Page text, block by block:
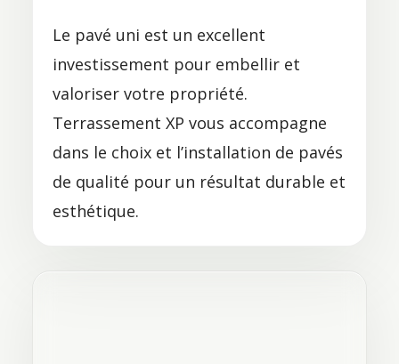
Le pavé uni est un excellent
investissement pour embellir et
valoriser votre propriété.
Terrassement XP vous accompagne
dans le choix et l’installation de pavés
de qualité pour un résultat durable et
esthétique.